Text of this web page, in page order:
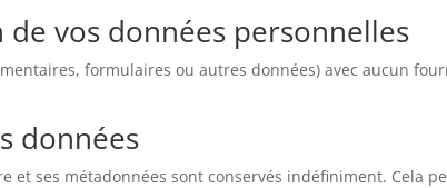
vos données personnelles
formulaires ou autres données) avec aucun
données
et ses métadonnées sont conservés indéfiniment. Cela